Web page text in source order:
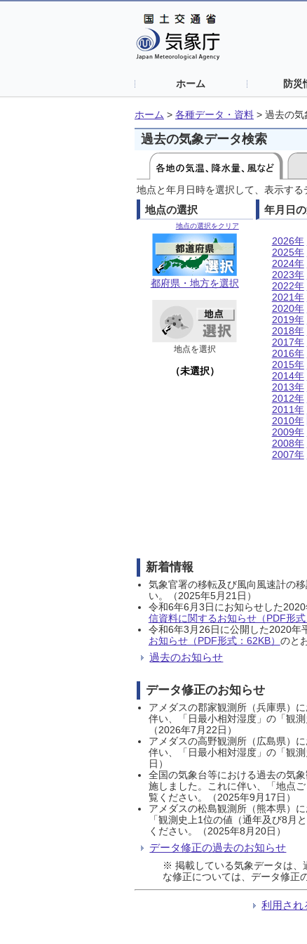
ホーム 防災
ホーム > 各種データ・資料 > 過去の気
過去の気象データ検索
地点と年月日時を選択して、表示する
地点の選択
地点の選択をクリア
都府県・地方を選択
地点を選択
（未選択）
年月日
2026年
2025年
2024年
2023年
2022年
2021年
2020年
2019年
2018年
2017年
2016年
2015年
2014年
2013年
2012年
2011年
2010年
2009年
2008年
2007年
新着情報
気象官署の移転及び風向風速計の
い。（2025年5月21日）
令和6年6月3日にお知らせした
信資料に関するお知らせ（PDF形式
令和6年3月26日に公開した2020年
お知らせ（PDF形式：62KB） のと
過去のお知らせ
データ修正のお知らせ
アメダスの郡家観測所（兵庫県）
伴い、「日最小相対湿度」の「観
（2026年7月22日）
アメダスの高野観測所（広島県）
伴い、「日最小相対湿度」の「観
日）
全国の気象台等における過去の気
施しました。これに伴い、「地点
覧ください。（2025年9月17日）
アメダスの松島観測所（熊本県）
「観測史上1位の値（通年及び8月
ください。（2025年8月20日）
データ修正の過去のお知らせ
※ 掲載している気象データは、
な修正については、データ修正
利用され